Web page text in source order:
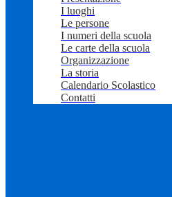
I luoghi
Le persone
I numeri della scuola
Le carte della scuola
Organizzazione
La storia
Calendario Scolastico
Contatti